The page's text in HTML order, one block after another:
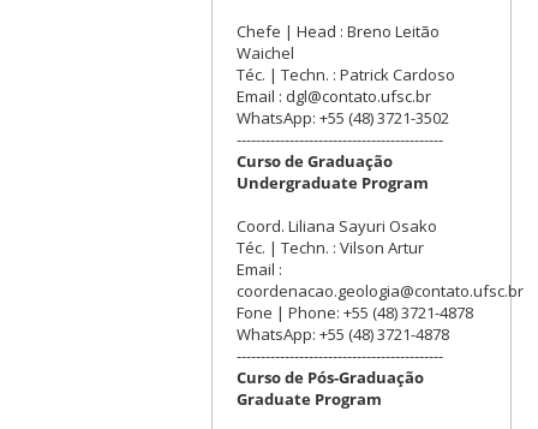
Chefe | Head : Breno Leitão
Waichel
Téc. | Techn. : Patrick Cardoso
Email : dgl@contato.ufsc.br
WhatsApp: +55 (48) 3721-3502
-------------------------------------------
Curso de Graduação
Undergraduate Program
Coord. Liliana Sayuri Osako
Téc. | Techn. : Vilson Artur
Email :
coordenacao.geologia@contato.ufsc.br
Fone | Phone: +55 (48) 3721-4878
WhatsApp: +55 (48) 3721-4878
-------------------------------------------
Curso de Pós-Graduação
Graduate Program